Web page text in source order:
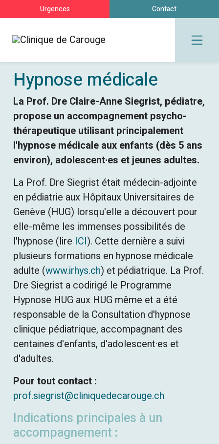
Urgences Contact
Hypnose médicale
La Prof. Dre Claire-Anne Siegrist, pédiatre,
propose un accompagnement psycho-
thérapeutique utilisant principalement
l'hypnose médicale aux enfants (dès 5 ans
environ), adolescent·es et jeunes adultes.
La Prof. Dre Siegrist était médecin-adjointe
en pédiatrie aux Hôpitaux Universitaires de
Genève (HUG) lorsqu'elle a découvert pour
elle-même les immenses possibilités de
l'hypnose (lire ICI). Cette dernière a suivi
plusieurs formations en hypnose médicale
adulte (www.irhys.ch) et pédiatrique. La Prof.
Dre Siegrist a codirigé le Programme
Hypnose HUG aux HUG même et a été
responsable de la Consultation d'hypnose
clinique pédiatrique, accompagnant des
centaines d'enfants, d'adolescent·es et
d'adultes.
Pour tout contact :
prof.siegrist@cliniquedecarouge.ch
Indications principales à un
accompagnement :